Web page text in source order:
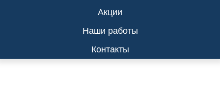
Акции
Наши работы
Контакты